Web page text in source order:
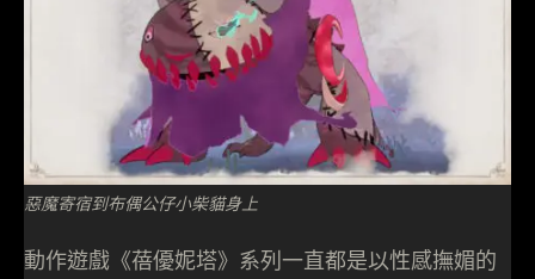
惡魔寄宿到布偶公仔小柴貓身上
動作遊戲《蓓優妮塔》系列一直都是以性感撫媚的